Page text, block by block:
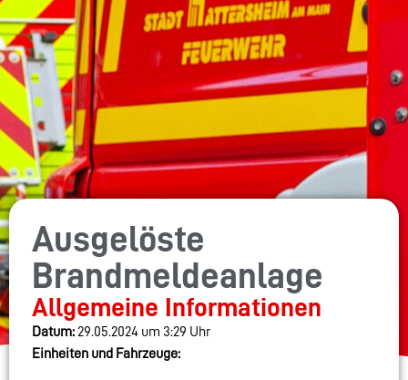
Ausgelöste
Brandmeldeanlage
Allgemeine Informationen
Datum: 29.05.2024 um 3:29 Uhr
Einheiten und Fahrzeuge: